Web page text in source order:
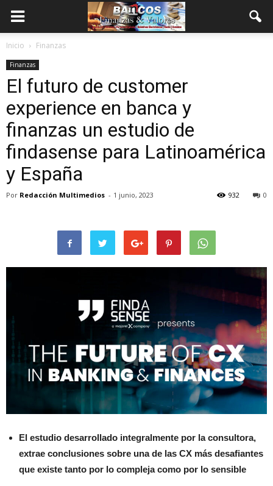
Inicio Finanzas
Finanzas
El futuro de customer
experience en banca y
finanzas un estudio de
findasense para Latinoamérica
y España
Por Redacción Multimedios - 1 junio, 2023 0
932
El estudio desarrollado integralmente por la consultora,
extrae conclusiones sobre una de las CX más desafiantes
que existe tanto por lo compleja como por lo sensible